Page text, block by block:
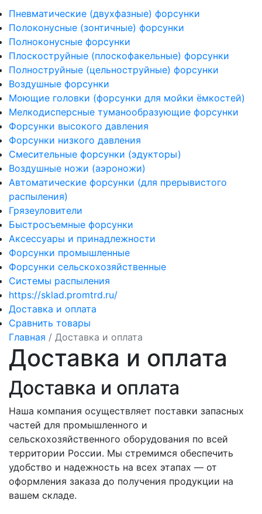
Пневматические (двухфазные) форсунки
Полоконусные (зонтичные) форсунки
Полноконусные форсунки
Плоскоструйные (плоскофакельные) форсунки
Полноструйные (цельноструйные) форсунки
Воздушные форсунки
Моющие головки (форсунки для мойки ёмкостей)
Мелкодисперсные туманообразующие форсунки
Форсунки высокого давления
Форсунки низкого давления
Смесительные форсунки (эдукторы)
Воздушные ножи (аэроножи)
Автоматические форсунки (для прерывистого
распыления)
Грязеуловители
Быстросъемные форсунки
Аксессуары и принадлежности
Форсунки промышленные
Форсунки сельскохозяйственные
Системы распыления
https://sklad.promtrd.ru/
Доставка и оплата
Сравнить товары
Главная / Доставка и оплата
Доставка и оплата
Доставка и оплата
Наша компания осуществляет поставки запасных
частей для промышленного и
сельскохозяйственного оборудования по всей
территории России. Мы стремимся обеспечить
удобство и надежность на всех этапах — от
оформления заказа до получения продукции на
вашем складе.